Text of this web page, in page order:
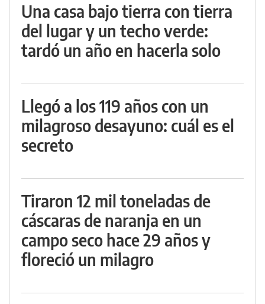
Una casa bajo tierra con tierra
del lugar y un techo verde:
tardó un año en hacerla solo
Llegó a los 119 años con un
milagroso desayuno: cuál es el
secreto
Tiraron 12 mil toneladas de
cáscaras de naranja en un
campo seco hace 29 años y
floreció un milagro